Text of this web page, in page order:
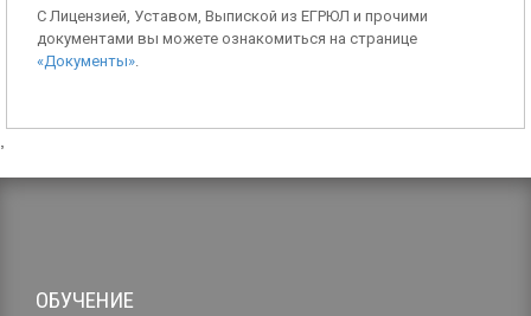
С Лицензией, Уставом, Выпиской из ЕГРЮЛ и прочими
документами вы можете ознакомиться на странице
«Документы».
ОБУЧЕНИЕ